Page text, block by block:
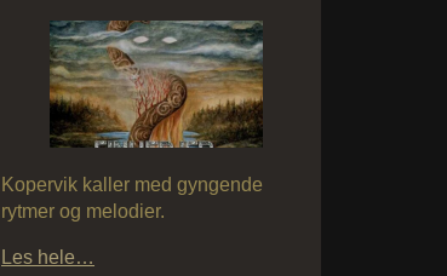
Kopervik kaller med gyngende
rytmer og melodier.
Les hele…